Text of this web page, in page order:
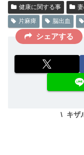
健康に関する事
片麻痺
脳出血
シェアする
キザ